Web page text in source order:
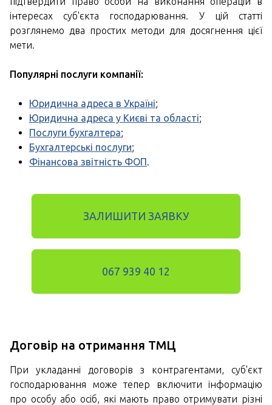
інтересах суб'єкта господарювання. У цій статті
розглянемо два простих методи для досягнення цієї
мети.
Популярні послуги компанії:
Юридична адреса в Україні;
Юридична адреса у Києві та області;
Послуги бухгалтера;
Бухгалтерські послуги;
Фінансова звітність ФОП.
ЗАЛИШИТИ ЗАЯВКУ
067 939 40 12
Договір на отримання ТМЦ
При укладанні договорів з контрагентами, суб'єкт
господарювання може тепер включити інформацію
про особу або осіб, які мають право отримувати різні